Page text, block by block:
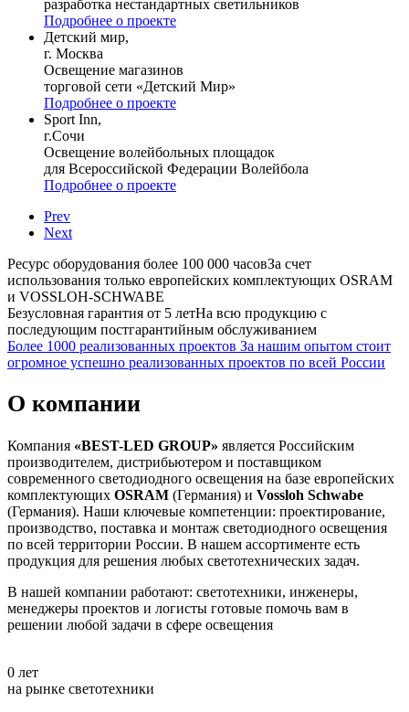
разработка нестандартных светильников
Подробнее о проекте
Детский мир,
г. Москва
Освещение магазинов
торговой сети «Детский Мир»
Подробнее о проекте
Sport Inn,
г.Сочи
Освещение волейбольных площадок
для Всероссийской Федерации Волейбола
Подробнее о проекте
Prev
Next
Ресурс оборудования более 100 000 часовЗа счет
использования только европейских комплектующих OSRAM
и VOSSLOH-SCHWABE
Безусловная гарантия от 5 летНа всю продукцию с
последующим постгарантийным обслуживанием
Более 1000 реализованных проектов За нашим опытом стоит
огромное успешно реализованных проектов по всей России
О компании
Компания «BEST-LED GROUP» является Российским
производителем, дистрибьютером и поставщиком
современного светодиодного освещения на базе европейских
комплектующих OSRAM (Германия) и Vossloh Schwabe
(Германия). Наши ключевые компетенции: проектирование,
производство, поставка и монтаж светодиодного освещения
по всей территории России. В нашем ассортименте есть
продукция для решения любых светотехнических задач.
В нашей компании работают: светотехники, инженеры,
менеджеры проектов и логисты готовые помочь вам в
решении любой задачи в сфере освещения
0 лет
на рынке светотехники